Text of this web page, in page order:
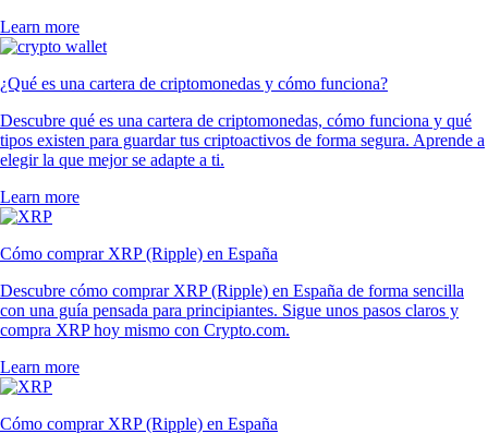
Learn more
¿Qué es una cartera de criptomonedas y cómo funciona?
Descubre qué es una cartera de criptomonedas, cómo funciona y qué
tipos existen para guardar tus criptoactivos de forma segura. Aprende a
elegir la que mejor se adapte a ti.
Learn more
Cómo comprar XRP (Ripple) en España
Descubre cómo comprar XRP (Ripple) en España de forma sencilla
con una guía pensada para principiantes. Sigue unos pasos claros y
compra XRP hoy mismo con Crypto.com.
Learn more
Cómo comprar XRP (Ripple) en España